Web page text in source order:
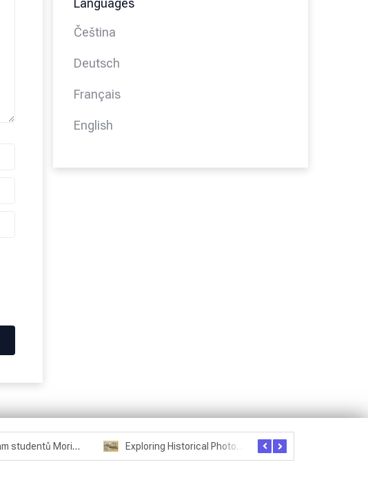
Languages
Čeština
Deutsch
Français
English
Seznam studentů Moriheie Ueshiby Exploring Historical Photos – Postcard from the Kwantung Army